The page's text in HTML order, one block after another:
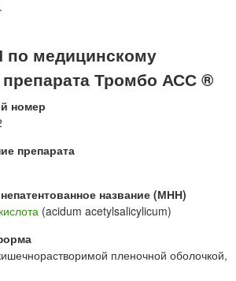
медицинскому
Тромбо АСС ®
номер
препарата
название (МНН)
(acidum acetylsalicylicum)
пленочной оболочкой,